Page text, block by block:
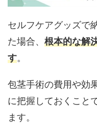
セルフケアグッズで
た場合、 根本的な解
す。
包茎手術の費用や効
に把握しておくこと
ます。